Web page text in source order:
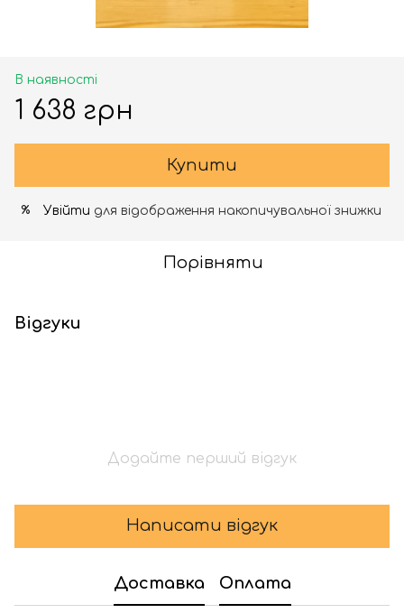
В наявності
1 638 грн
Купити
% Увійти для відображення накопичувальної знижки
Порівняти
Відгуки
Додайте перший відгук
Написати відгук
Доставка Оплата